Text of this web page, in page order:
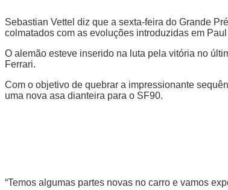
Sebastian Vettel diz que a sexta-feira do Grande
colmatados com as evoluções introduzidas em
O alemão esteve inserido na luta pela vitória no
Ferrari.
Com o objetivo de quebrar a impressionante
uma nova asa dianteira para o SF90.
“Temos algumas partes novas no carro e vamos